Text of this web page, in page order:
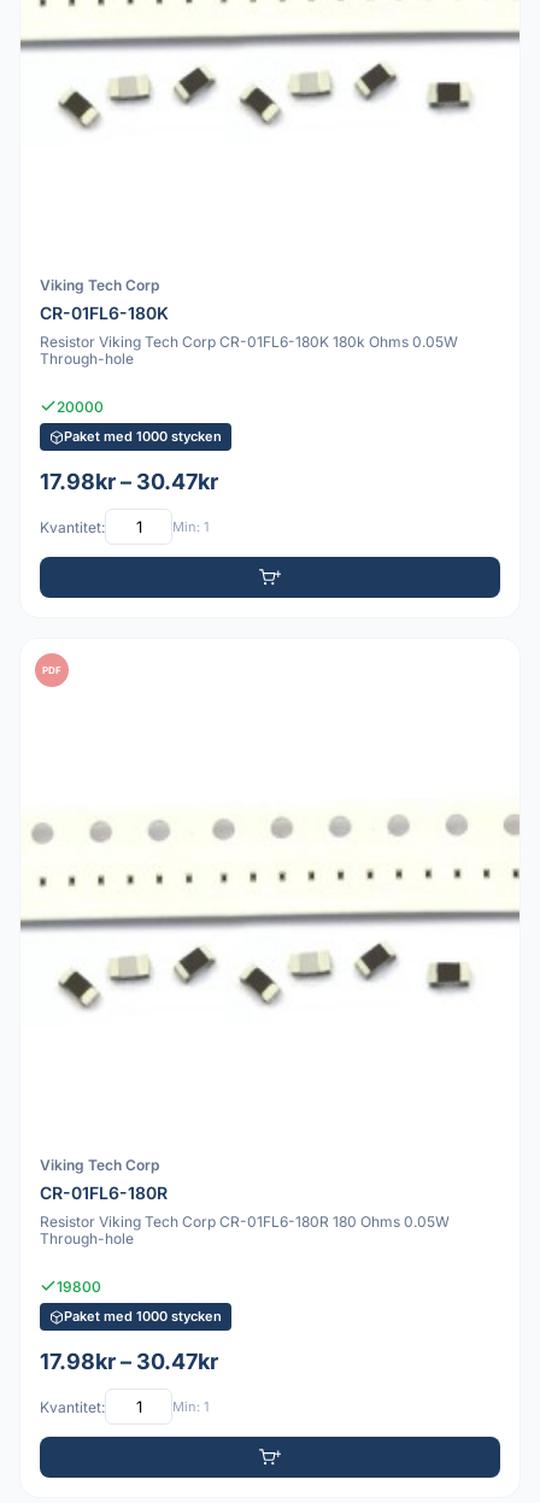
Viking Tech Corp
CR-01FL6-180K
Resistor Viking Tech Corp CR-01FL6-180K 180k Ohms 0.05W
Through-hole
20000
Paket med 1000 stycken
17.98kr – 30.47kr
Kvantitet: Min: 1
PDF
Viking Tech Corp
CR-01FL6-180R
Resistor Viking Tech Corp CR-01FL6-180R 180 Ohms 0.05W
Through-hole
19800
Paket med 1000 stycken
17.98kr – 30.47kr
Kvantitet: Min: 1